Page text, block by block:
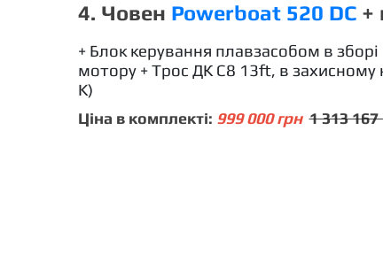
4. Човен Powerboat 520 DC+
+ Блок керування плавзасобом в
мотору + Трос ДК C8 13ft, в
K)
Ціна в комплекті: 999 000 грн 1 313 167